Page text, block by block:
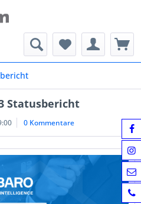
Statusbericht
0 Kommentare